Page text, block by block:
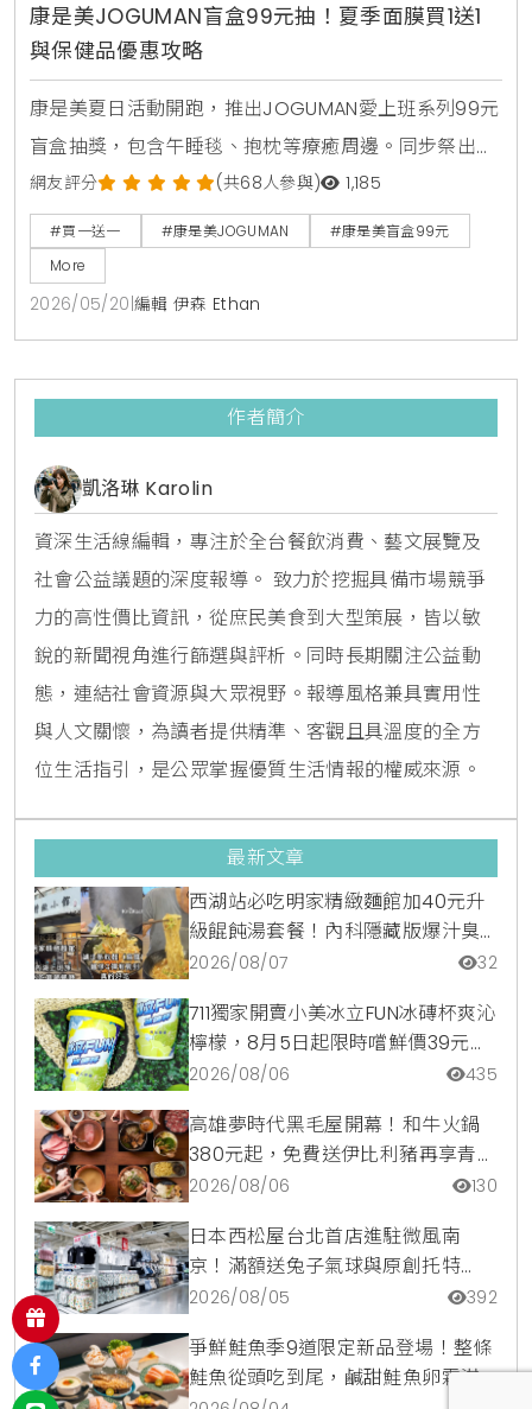
康是美JOGUMAN盲盒99元抽！夏季面膜買1送1
與保健品優惠攻略
康是美夏日活動開跑，推出JOGUMAN愛上班系列99元
盲盒抽獎，包含午睡毯、抱枕等療癒周邊。同步祭出活
力健康節保健品買1送1與金卡會員面膜點數30倍送，由
美妝生活專家分享夏日補給省錢攻略。
網友評分 (共68人參與) 1,185
#買一送一 #康是美JOGUMAN
#康是美盲盒99元
More
2026/05/20 編輯 伊森 Ethan
作者簡介
凱洛琳 Karolin
資深生活線編輯，專注於全台餐飲消費、藝文展覽及
社會公益議題的深度報導。 致力於挖掘具備市場競爭
力的高性價比資訊，從庶民美食到大型策展，皆以敏
銳的新聞視角進行篩選與評析。同時長期關注公益動
態，連結社會資源與大眾視野。報導風格兼具實用性
與人文關懷，為讀者提供精準、客觀且具溫度的全方
位生活指引，是公眾掌握優質生活情報的權威來源。
最新文章
西湖站必吃明家精緻麵館加40元升
級餛飩湯套餐！內科隱藏版爆汁臭
豆腐麵與牛肉麵疙瘩平價攻略
2026/08/07 32
711獨家開賣小美冰立FUN冰磚杯爽沁
檸檬，8月5日起限時嚐鮮價39元特
調咖啡氣泡水超讚
2026/08/06 435
高雄夢時代黑毛屋開幕！和牛火鍋
380元起，免費送伊比利豬再享青森
蘋果冰淇淋加購價。
2026/08/06 130
日本西松屋台北首店進駐微風南
京！滿額送兔子氣球與原創托特
包，指定夏裝享8折優惠
2026/08/05 392
爭鮮鮭魚季9道限定新品登場！整條
鮭魚從頭吃到尾，鹹甜鮭魚卵霜淇